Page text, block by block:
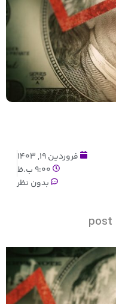
فروردین 19, 1403
9:00 ب.ظ
بدون نظر